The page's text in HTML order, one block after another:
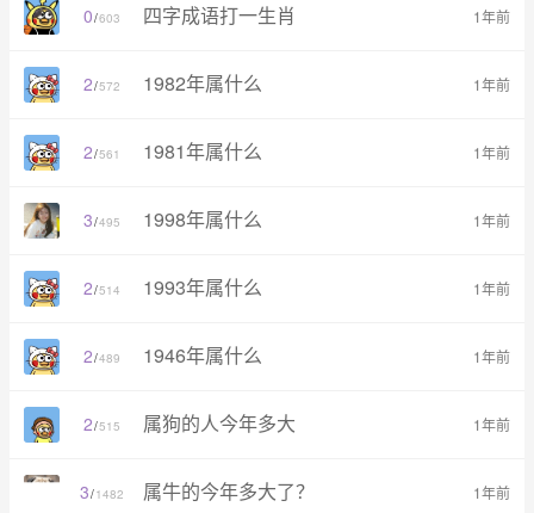
0/603 四字成语打一生肖 1年前
2/572 1982年属什么 1年前
2/561 1981年属什么 1年前
3/495 1998年属什么 1年前
2/514 1993年属什么 1年前
2/489 1946年属什么 1年前
2/515 属狗的人今年多大 1年前
3/1482 属牛的今年多大了？ 1年前